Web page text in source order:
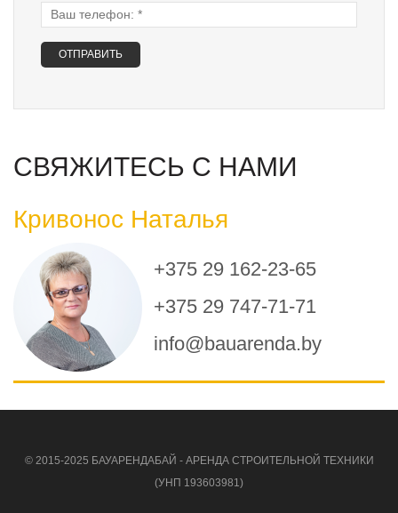
Ваш телефон:
СВЯЖИТЕСЬ С НАМИ
Кривонос Наталья
+375 29 162-23-65
+375 29 747-71-71
info@bauarenda.by
© 2015-2025 БАУАРЕНДАБАЙ - АРЕНДА СТРОИТЕЛЬНОЙ ТЕХНИКИ
(УНП 193603981)